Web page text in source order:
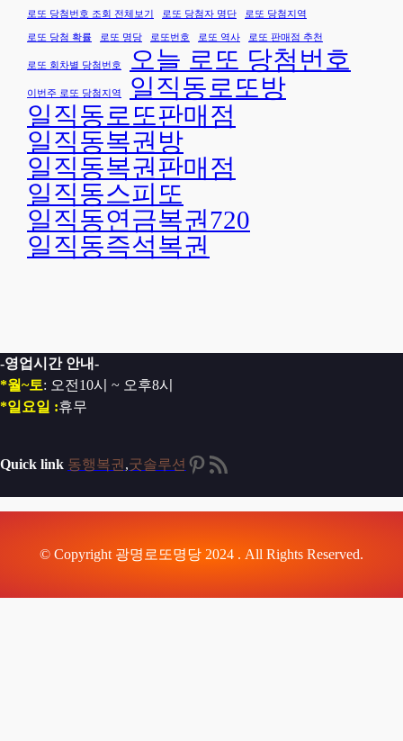
로또 당첨번호 조회 전체보기 로또 당첨자 명단 로또 당첨지역
로또 당첨 확률 로또 명당 로또번호 로또 역사 로또 판매점 추천
로또 회차별 당첨번호 오늘 로또 당첨번호
이번주 로또 당첨지역
일직동로또방
일직동로또판매점
일직동복권방
일직동복권판매점
일직동스피또
일직동연금복권720
일직동즉석복권
-영업시간 안내-
*월~토: 오전10시 ~ 오후8시
*일요일 :휴무
Quick link 동행복권 ,굿솔루션 Pinterest
RSS 피드
© Copyright 광명로또명당 2024 . All Rights Reserved.